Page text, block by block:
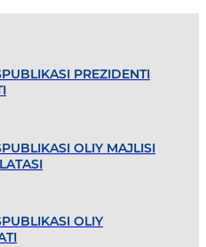
PREZIDENTI
OLIY MAJLISI
OLIY